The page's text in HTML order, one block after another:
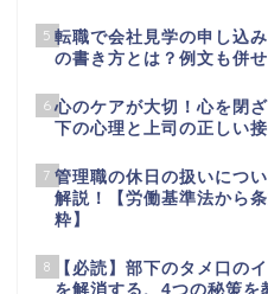
5 転職で会社見学の申し込
の書き方とは？例文も併
6 心のケアが大切！心を閉
下の心理と上司の正しい
7 管理職の休日の扱いにつ
解説！【労働基準法から
粋】
8
【必読】部下のタメ口の
を解消する、4つの秘策を